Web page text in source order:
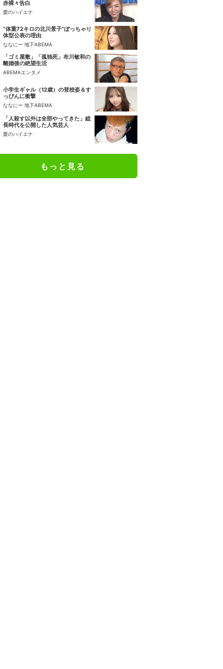
赤裸々告白
愛のハイエナ
“体重72キロの北川景子”ぽっちゃり
体型公表の理由
ななにー 地下ABEMA
「ゴミ屋敷」「孤独死」布川敏和の
離婚後の絶望生活
ABEMAエンタメ
小学生ギャル（12歳）の登校姿＆す
っぴんに衝撃
ななにー 地下ABEMA
「人殺す以外は全部やってきた」総
長時代を公開した人気芸人
愛のハイエナ
もっと見る